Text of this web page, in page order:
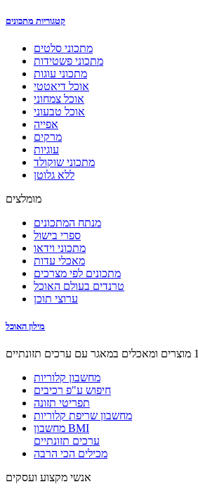
קטגוריות מתכונים
מתכוני סלטים
מתכוני פשטידות
מתכוני עוגות
אוכל דיאטטי
אוכל צמחוני
אוכל טבעוני
אפייה
מרקים
עוגיות
מתכוני שוקולד
ללא גלוטן
מומלצים
מנתח המתכונים
ספרי בישול
מתכוני וידאו
מאכלי עדות
מתכונים לפי מצרכים
טרנדים בעולם האוכל
ערוצי תוכן
מילון האוכל
מחשבון קלוריות
חיפוש ע"פ רכיבים
תפריטי תזונה
מחשבון שריפת קלוריות
מחשבון BMI
ערכים תזונתיים
מכילים הכי הרבה
אנשי מקצוע ועסקים